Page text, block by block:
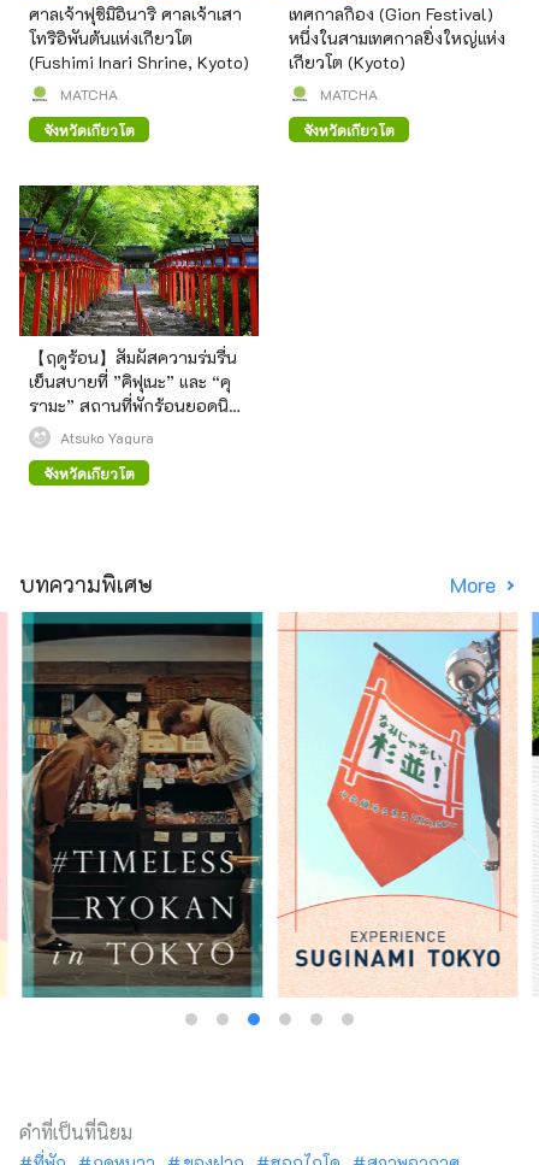
ศาลเจ้าฟุชิมิอินาริ ศาลเจ้าเสา
โทริอิพันต้นแห่งเกียวโต
(Fushimi Inari Shrine, Kyoto)
MATCHA
จังหวัดเกียวโต
เทศกาลกิอง (Gion Festival)
หนึ่งในสามเทศกาลยิ่งใหญ่แห่ง
เกียวโต (Kyoto)
MATCHA
จังหวัดเกียวโต
【ฤดูร้อน】สัมผัสความร่มรื่น
เย็นสบายที่ ”คิฟุเนะ” และ “คุ
รามะ” สถานที่พักร้อนยอดนิยม
ของเกียวโต
Atsuko Yagura
จังหวัดเกียวโต
บทความพิเศษ More
คำที่เป็นที่นิยม